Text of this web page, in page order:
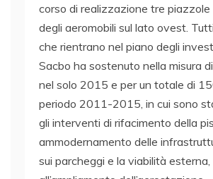
corso di realizzazione tre piazzole
degli aeromobili sul lato ovest.
che rientrano nel piano degli
Sacbo ha sostenuto nella misura
nel solo 2015 e per un totale di
periodo 2011-2015, in cui sono
gli interventi di rifacimento della
ammodernamento delle
sui parcheggi e la viabilità esterna,